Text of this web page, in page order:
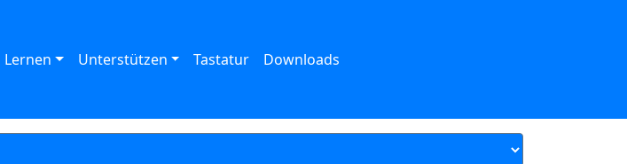
Lernen Unterstützen Tastatur Downloads